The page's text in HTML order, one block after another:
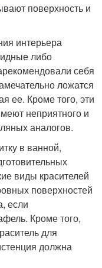
поверхность и
интерьера
либо
себя
ложатся
ее. Кроме того, эти
неприятного и
аналогов.
в ванной,
виды красителей
поверхностей
если
Кроме того,
для
должна